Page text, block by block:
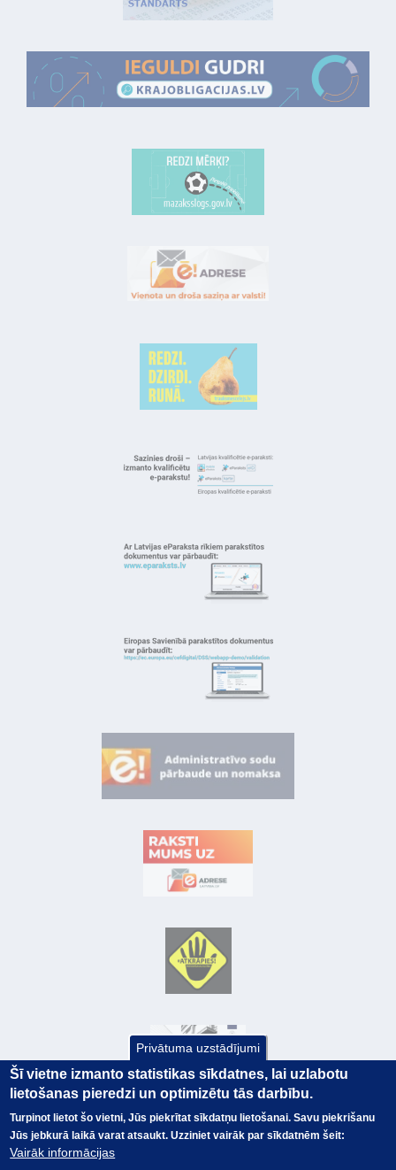
© Valsts kase 2017
Visas tiesības
EK GRĀMATVEDĪBAS KURSS
Privātuma uzstādījumi
Šī vietne izmanto statistikas sīkdatnes, lai uzlabotu
lietošanas pieredzi un optimizētu tās darbību.
Turpinot lietot šo vietni, Jūs piekrītat sīkdatņu lietošanai. Savu piekrišanu
Jūs jebkurā laikā varat atsaukt. Uzziniet vairāk par sīkdatnēm šeit:
Vairāk informācijas